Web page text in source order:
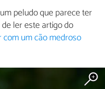
peludo que parece ter
ler este artigo do
com um cão medroso